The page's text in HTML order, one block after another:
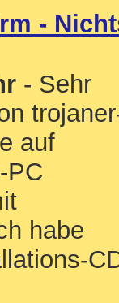
-
- Sehr
auf
PC
habe